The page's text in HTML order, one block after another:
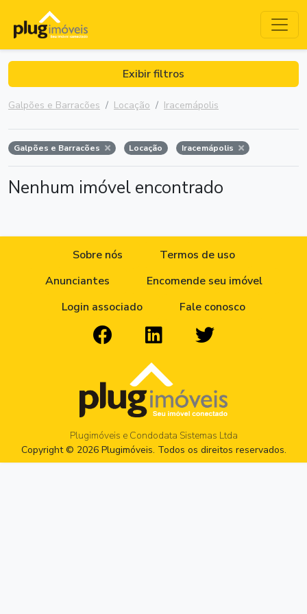
Exibir filtros
Galpões e Barracões Locação Iracemápolis
Galpões e Barracões Locação Iracemápolis
Nenhum imóvel encontrado
Sobre nós
Termos de uso
Anunciantes
Encomende seu imóvel
Login associado
Fale conosco
Plugimóveis e Condodata Sistemas Ltda
Copyright © 2026 Plugimóveis. Todos os direitos reservados.